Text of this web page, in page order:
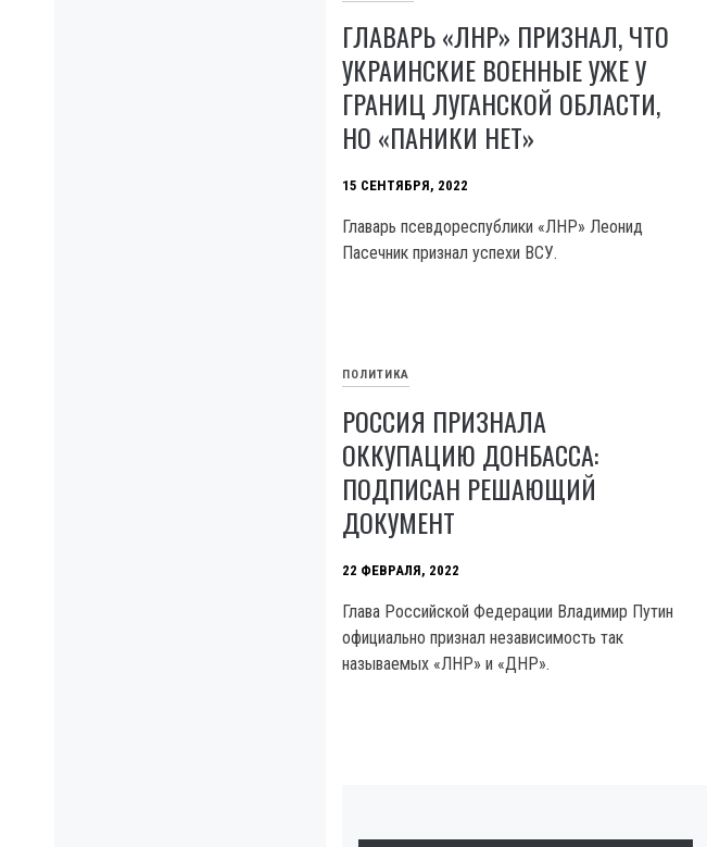
ГЛАВАРЬ «ЛНР» ПРИЗНАЛ, ЧТО
УКРАИНСКИЕ ВОЕННЫЕ УЖЕ У
ГРАНИЦ ЛУГАНСКОЙ ОБЛАСТИ,
НО «ПАНИКИ НЕТ»
15 СЕНТЯБРЯ, 2022
Главарь псевдореспублики «ЛНР» Леонид
Пасечник признал успехи ВСУ.
ПОЛИТИКА
РОССИЯ ПРИЗНАЛА
ОККУПАЦИЮ ДОНБАССА:
ПОДПИСАН РЕШАЮЩИЙ
ДОКУМЕНТ
22 ФЕВРАЛЯ, 2022
Глава Российской Федерации Владимир Путин
официально признал независимость так
называемых «ЛНР» и «ДНР».